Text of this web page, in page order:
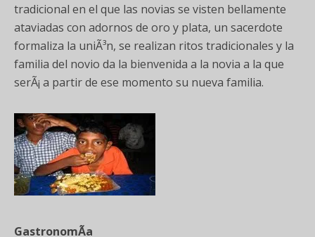
tradicional en el que las novias se visten bellamente
ataviadas con adornos de oro y plata, un sacerdote
formaliza la uniÃ³n, se realizan ritos tradicionales y la
familia del novio da la bienvenida a la novia a la que
serÃ¡ a partir de ese momento su nueva familia.
GastronomÃ­a